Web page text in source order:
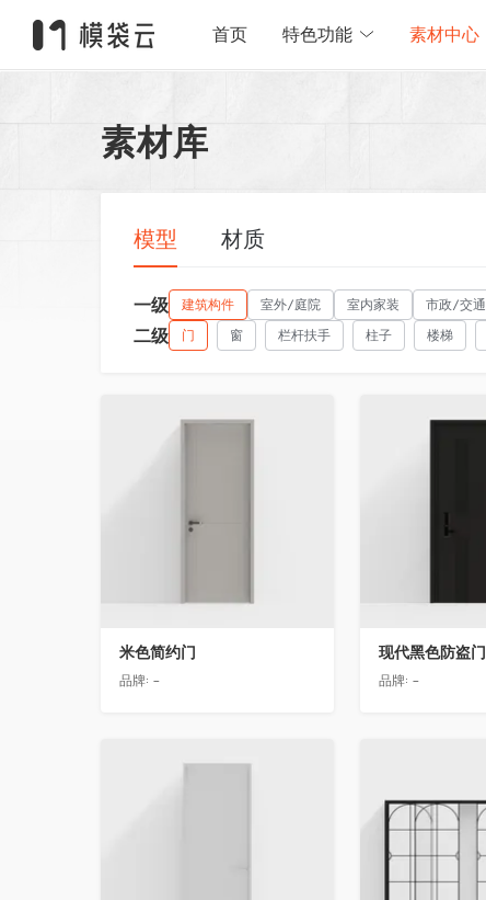
首页 特色功能 素材中心
素材库
模型 材质
一级 建筑构件 室外/庭院 室内家装 市政/交通
二级 门 窗 栏杆扶手 柱子 楼梯
米色简约门
品牌: -
收藏
现代黑色防盗门
品牌: -